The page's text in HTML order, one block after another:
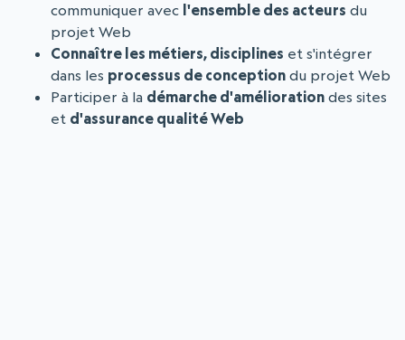
communiquer avec l'ensemble des acteurs du
projet Web
Connaître les métiers, disciplines et s'intégrer
dans les processus de conception du projet Web
Participer à la démarche d'amélioration des sites
et d'assurance qualité Web